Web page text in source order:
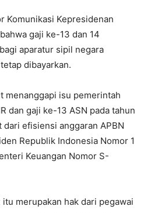
Komunikasi Kepresidenan
gaji ke-13 dan 14
aparatur sipil negara
dibayarkan.
menanggapi isu pemerintah
dan gaji ke-13 ASN pada tahun
efisiensi anggaran APBN
Republik Indonesia Nomor 1
Keuangan Nomor S-
itu merupakan hak dari pegawai